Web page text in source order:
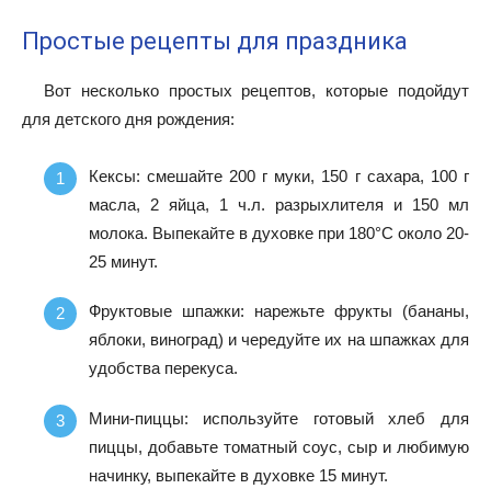
Простые рецепты для праздника
Вот несколько простых рецептов, которые подойдут
для детского дня рождения:
Кексы: смешайте 200 г муки, 150 г сахара, 100 г
масла, 2 яйца, 1 ч.л. разрыхлителя и 150 мл
молока. Выпекайте в духовке при 180°С около 20-
25 минут.
Фруктовые шпажки: нарежьте фрукты (бананы,
яблоки, виноград) и чередуйте их на шпажках для
удобства перекуса.
Мини-пиццы: используйте готовый хлеб для
пиццы, добавьте томатный соус, сыр и любимую
начинку, выпекайте в духовке 15 минут.